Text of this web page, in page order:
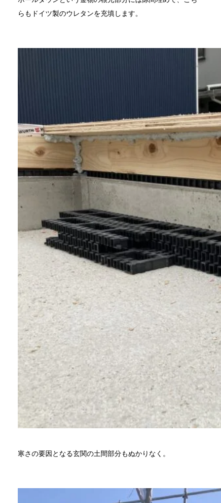
らもドイツ製のウレタンを充填します。
寒さの要因となる玄関の土間部分もぬかりなく。